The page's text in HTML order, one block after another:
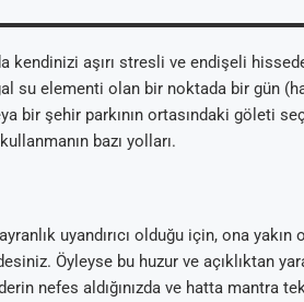
kendinizi aşırı stresli ve endişeli
su elementi olan bir noktada bir gün
bir şehir parkının ortasındaki göleti
bazı yolları.
uyandırıcı olduğu için, ona
Öyleyse bu huzur ve açıklıktan
nefes aldığınızda ve hatta mantra